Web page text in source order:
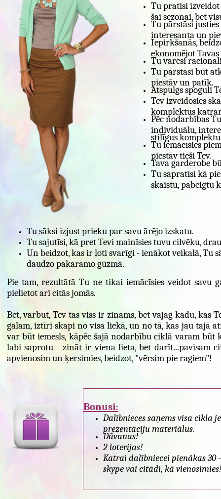
Tu pratīsi
šai sezonai, bet
Tu pārstāsi
interesanta un
Iepirkšanās,
ekonomējot
Tu varēsi
Tu pārstāsi būt
piestāv un patīk.
Atspulgs spogulī
Tev izveidosies
komplektus
Pēc nodarbības
individuālu,
stilīgus
Tu iemācīsies
piestāv tieši Tev.
Tava garderobe
Tu sapratīsi kā
skaistu, pabeigtu
Tu sāksi izjust prieku par savu ārējo izskatu.
Tu sajutīsi, kā pret Tevi mainīsies tuvu cilvēku,
Un beidzot, kas ir ļoti svarīgi - ienākot veikalā, Tu
daudzo pakaramo gūzmā.
Pie tam, rezultātā Tu ne tikai iemācīsies veidot savu
pielietot arī citās jomās.
Bet, varbūt, Tev tas viss ir zināms, bet vajag kādu, kas
galam, iztīri skapi no visa liekā, un no tā, kas jau tajā
var būt iemesls, kāpēc šajā nodarbību ciklā varam būt
labi saprotu - zināt ir viena lieta, bet darīt...pavisam
apvienosim un ķersimies, beidzot, "vērsim pie ragiem"!
Bonusi:
Dalībnieces saņems visa cikla
prezentāciju materiālus.
Dāvanas!
2 loterijas!
Katrai dalībniecei pienākas 30
skype vai citādi, kā vienosimies!